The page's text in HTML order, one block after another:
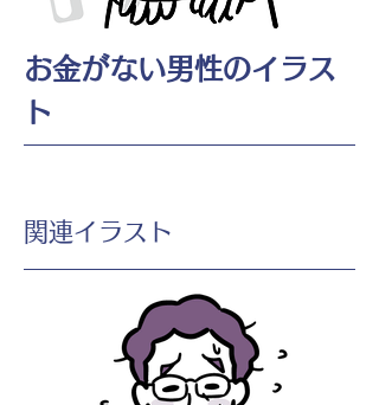
お金がない男性のイラス
ト
​関連イラスト